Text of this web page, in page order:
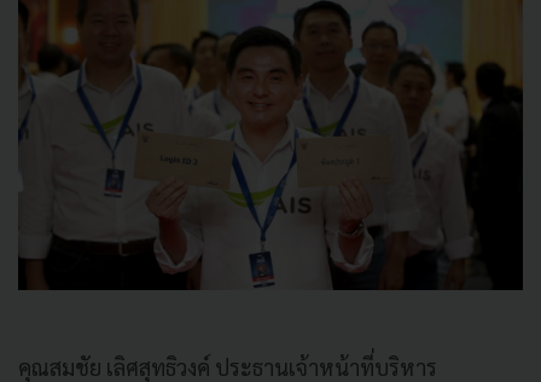
คุณสมชัย เลิศสุทธิวงค์ ประธานเจ้าหน้าที่บริหาร